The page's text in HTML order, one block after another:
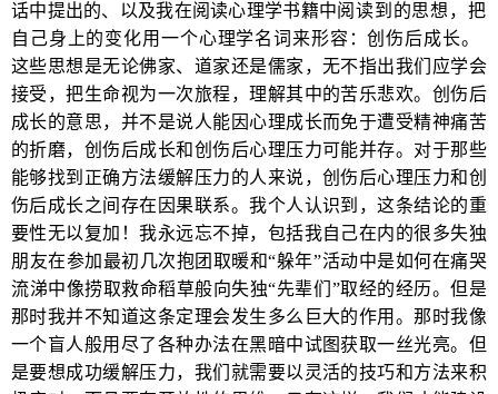
话中提出的、以及我在阅读心理学书籍中阅读到的思想，把
自己身上的变化用一个心理学名词来形容：创伤后成长。
这些思想是无论佛家、道家还是儒家，无不指出我们应学会
接受，把生命视为一次旅程，理解其中的苦乐悲欢。创伤后
成长的意思，并不是说人能因心理成长而免于遭受精神痛苦
的折磨，创伤后成长和创伤后心理压力可能并存。对于那些
能够找到正确方法缓解压力的人来说，创伤后心理压力和创
伤后成长之间存在因果联系。我个人认识到，这条结论的重
要性无以复加！我永远忘不掉，包括我自己在内的很多失独
朋友在参加最初几次抱团取暖和“躲年”活动中是如何在痛哭
流涕中像捞取救命稻草般向失独“先辈们”取经的经历。但是
那时我并不知道这条定理会发生多么巨大的作用。那时我像
一个盲人般用尽了各种办法在黑暗中试图获取一丝光亮。但
是要想成功缓解压力，我们就需要以灵活的技巧和方法来积